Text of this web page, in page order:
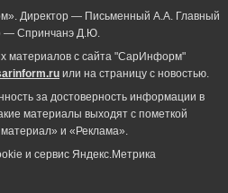
Директор — Письменный А.А. Главный
— Спринчанэ Д.Ю.
материалов с сайта "СарИнформ"
или на страницу с новостью.
за достоверность информации в
материалы выходят с пометкой
и «Реклама».
и сервиc Яндекс.Метрика